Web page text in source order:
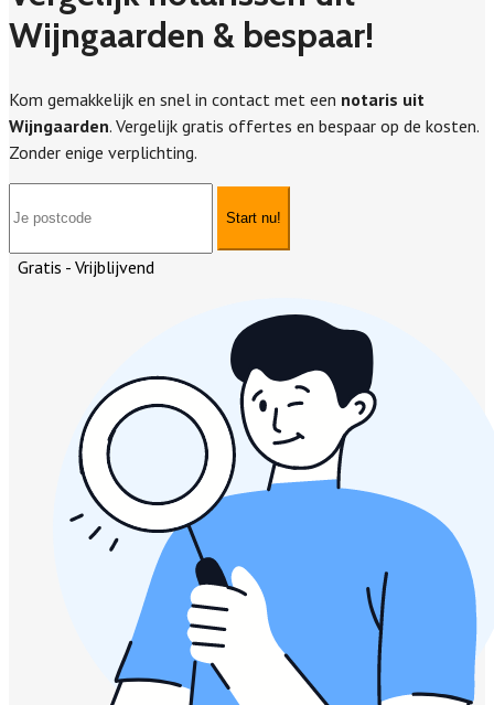
Wijngaarden & bespaar!
Kom gemakkelijk en snel in contact met een notaris uit
Wijngaarden. Vergelijk gratis offertes en bespaar op de kosten.
Zonder enige verplichting.
Start nu!
Gratis - Vrijblijvend